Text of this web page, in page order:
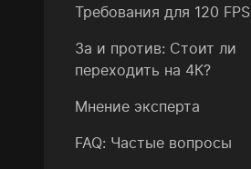
Требования для 120 FPS
За и против: Стоит ли
переходить на 4К?
Мнение эксперта
FAQ: Частые вопросы